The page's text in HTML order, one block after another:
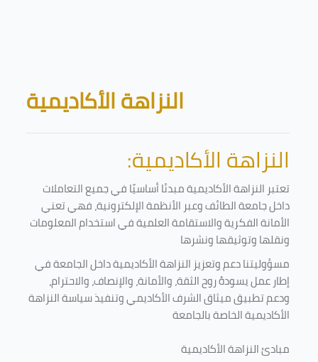
Blocks
النزاهة الأكاديمية
النزاهة الأكاديمية:
تعتبر النزاهة الأكاديمية مبدئا أساسيًا في جميع التعاملات
داخل جامعة الطائف وعبر الأنظمة الإلكترونية، فهي تعني
الأمانة الفكرية والاستقامة العلمية في استخدام المعلومات
ونقلها وتوثيقها ونشرها
مسؤوليتنا دعم وتعزيز النزاهة الأكاديمية داخل الجامعة في
إطار عمل يسودهُ روح الثقة، والأمانة، والإنصاف، والاحترام،
ودعم تطبيق ميثاق الشرف الأكاديمي وتنفيذ سياسة النزاهة
الأكاديمية الخاصة بالجامعة
مبادئ النزاهة الأكاديمية